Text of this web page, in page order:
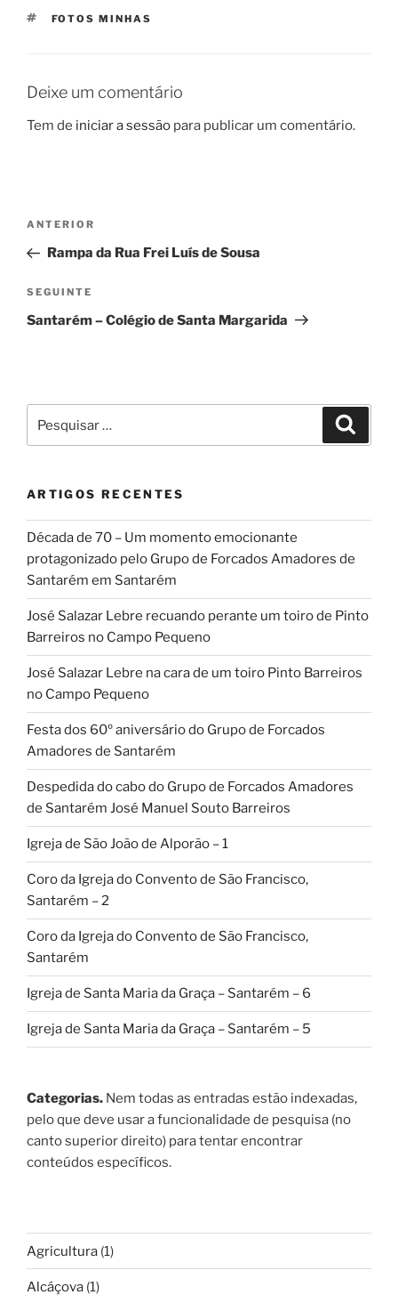
ETIQUETAS
FOTOS MINHAS
Deixe um comentário
Tem de iniciar a sessão para publicar um comentário.
Navegação
artigos
Conteúdo
anterior
ANTERIOR
Rampa da Rua Frei Luís de Sousa
Conteúdo
seguinte
SEGUINTE
Santarém – Colégio de Santa Margarida
por:
ARTIGOS RECENTES
Década de 70 – Um momento emocionante
protagonizado pelo Grupo de Forcados Amadores de
Santarém em Santarém
José Salazar Lebre recuando perante um toiro de Pinto
Barreiros no Campo Pequeno
José Salazar Lebre na cara de um toiro Pinto Barreiros
no Campo Pequeno
Festa dos 60º aniversário do Grupo de Forcados
Amadores de Santarém
Despedida do cabo do Grupo de Forcados Amadores
de Santarém José Manuel Souto Barreiros
Igreja de São João de Alporão – 1
Coro da Igreja do Convento de São Francisco,
Santarém – 2
Coro da Igreja do Convento de São Francisco,
Santarém
Igreja de Santa Maria da Graça – Santarém – 6
Igreja de Santa Maria da Graça – Santarém – 5
Categorias. Nem todas as entradas estão indexadas,
pelo que deve usar a funcionalidade de pesquisa (no
canto superior direito) para tentar encontrar
conteúdos específicos.
Agricultura (1)
Alcáçova (1)